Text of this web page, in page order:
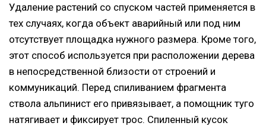
Удаление растений со спуском частей применяется в
тех случаях, когда объект аварийный или под ним
отсутствует площадка нужного размера. Кроме того,
этот способ используется при расположении дерева
в непосредственной близости от строений и
коммуникаций. Перед спиливанием фрагмента
ствола альпинист его привязывает, а помощник туго
натягивает и фиксирует трос. Спиленный кусок